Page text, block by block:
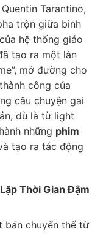
Tarantino,
trộn giữa bình
hệ thống giáo
tạo ra một làn
mở đường cho
công của
câu chuyện gai
dù là từ light
những phim
tạo ra tác động
Thời Gian Đậm
bản chuyển thể từ